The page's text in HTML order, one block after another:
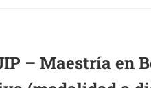
– Maestría en